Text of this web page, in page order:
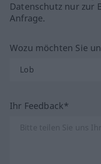
Datenschutz nur zur
Anfrage.
Wozu möchten Sie
Ihr Feedback*